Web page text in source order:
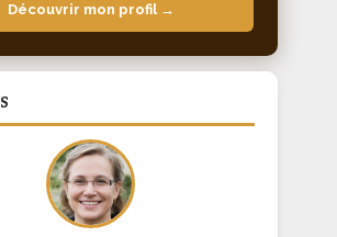
Découvrir mon profil →